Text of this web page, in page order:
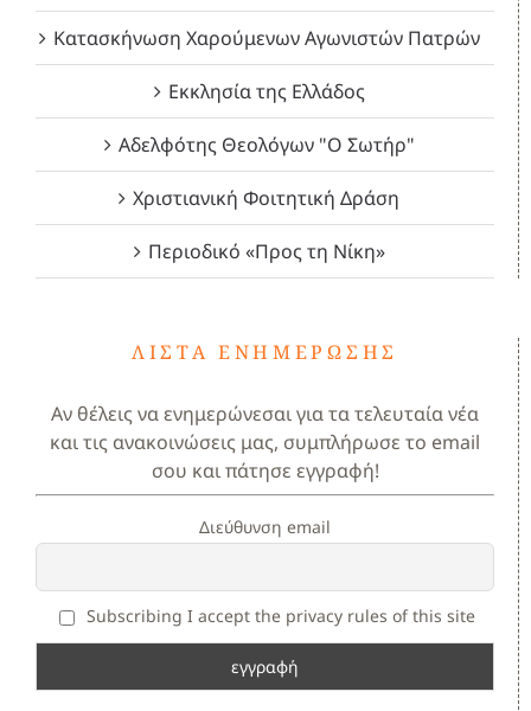
Κατασκήνωση Χαρούμενων Αγωνιστών Πατρών
Εκκλησία της Ελλάδος
Αδελφότης Θεολόγων "Ο Σωτήρ"
Χριστιανική Φοιτητική Δράση
Περιοδικό «Προς τη Νίκη»
ΛΊΣΤΑ ΕΝΗΜΈΡΩΣΗΣ
Αν θέλεις να ενημερώνεσαι για τα τελευταία νέα
και τις ανακοινώσεις μας, συμπλήρωσε το email
σου και πάτησε εγγραφή!
Διεύθυνση email
Subscribing I accept the privacy rules of this site